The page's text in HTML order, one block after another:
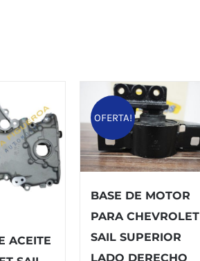
ACEITE
OFERTA!
BASE DE MOTOR
PARA CHEVROLET
SAIL SUPERIOR
LADO DERECHO